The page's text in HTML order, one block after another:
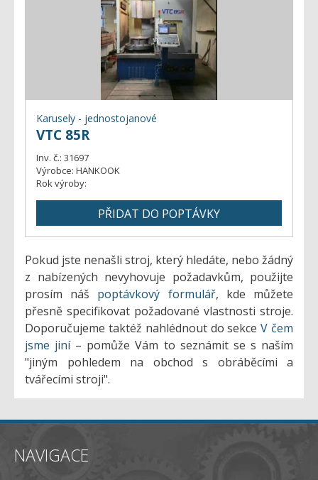
Karusely - jednostojanové
VTC 85R
Inv. č.: 31697
Výrobce: HANKOOK
Rok výroby:
Pokud jste nenašli stroj, který hledáte, nebo žádný
z nabízených nevyhovuje požadavkům, použijte
prosím náš poptávkový formulář, kde můžete
přesně specifikovat požadované vlastnosti stroje.
Doporučujeme taktéž nahlédnout do sekceV čem
jsme jiní– pomůže Vám to seznámit se s naším
"jiným pohledem na obchod s obráběcími a
tvářecími stroji".
NAVIGACE